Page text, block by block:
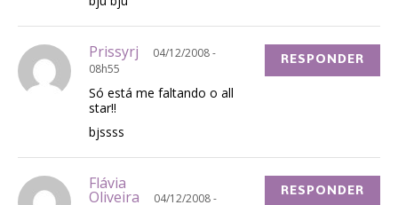
Prissyrj
04/12/2008 -
08h55
Só está me faltando o all
star!!
bjssss
RESPONDER
Flávia
Oliveira 04/12/2008 - RESPONDER